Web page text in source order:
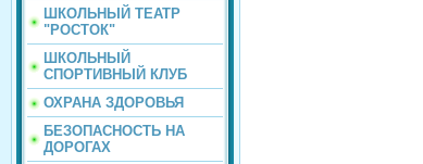
ШКОЛЬНЫЙ ТЕАТР
"РОСТОК"
ШКОЛЬНЫЙ
СПОРТИВНЫЙ КЛУБ
ОХРАНА ЗДОРОВЬЯ
БЕЗОПАСНОСТЬ НА
ДОРОГАХ